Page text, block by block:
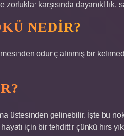
karşısında dayanıklılık,
NEDIR?
üstesinden gelinebilir. İşte bu
için bir tehdittir çünkü hırs